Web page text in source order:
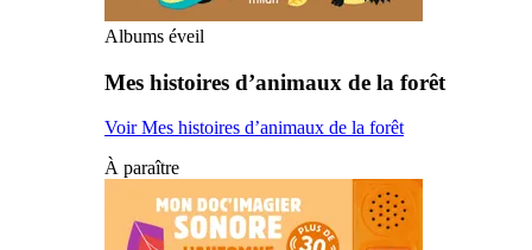
Albums éveil
Mes histoires d’animaux de la forêt
Voir Mes histoires d’animaux de la forêt
À paraître